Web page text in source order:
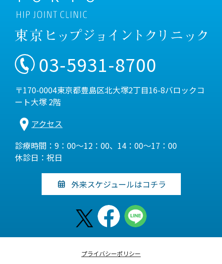
03-5931-8700
〒170-0004東京都豊島区北大塚2丁目16-8バロックコ
ート大塚 2階
アクセス
診療時間：9：00～12：00、14：00～17：00
休診日：祝日
外来スケジュールはコチラ
プライバシーポリシー